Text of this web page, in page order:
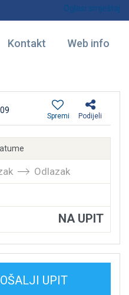
Oglasi smještaj
Kontakt Web info
Podijeli
Spremi
Odlazak
NA UPIT
UPIT